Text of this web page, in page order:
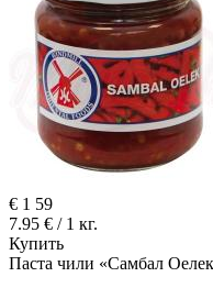
€ 1 59
7.95 € / 1 кг.
Купить
Паста чили «Самбал